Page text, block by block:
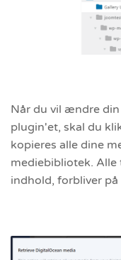
Når du vil ændre
plugin'et, skal du
kopieres alle dine
mediebibliotek.
indhold, forbliver